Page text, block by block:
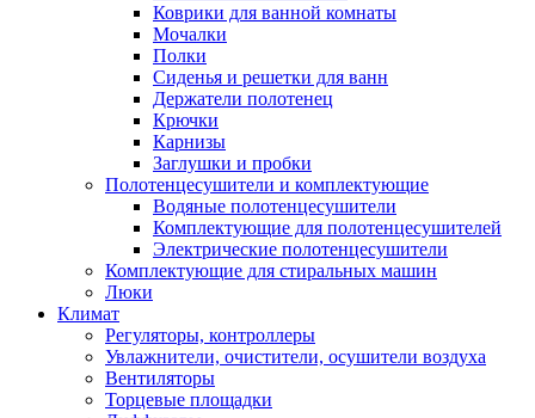
Коврики для ванной комнаты
Мочалки
Полки
Сиденья и решетки для ванн
Держатели полотенец
Крючки
Карнизы
Заглушки и пробки
Полотенцесушители и комплектующие
Водяные полотенцесушители
Комплектующие для полотенцесушителей
Электрические полотенцесушители
Комплектующие для стиральных машин
Люки
Климат
Регуляторы, контроллеры
Увлажнители, очистители, осушители воздуха
Вентиляторы
Торцевые площадки